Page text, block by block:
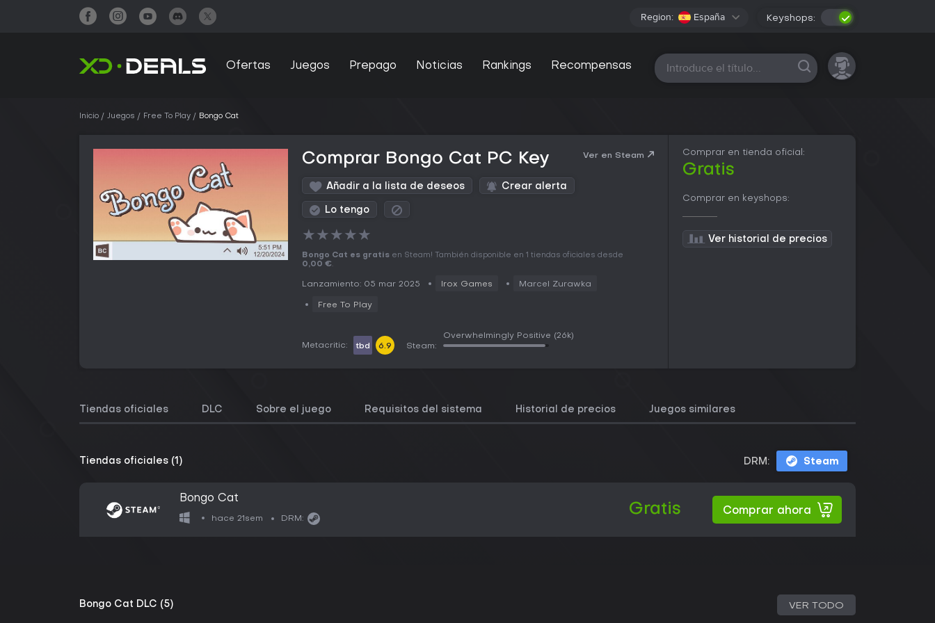
Region: España Keyshops:
Ofertas Juegos Prepago Noticias Rankings Recompensas Todas las plataformas
Inicio Juegos Free To Play Bongo Cat
Comprar Bongo Cat PC Key Ver en Steam
Añadir a la lista de deseos Crear alerta
Lo tengo
★★★★★
Bongo Cat es gratis en Steam! También disponible en 1 tiendas oficiales desde
0,00 €.
Lanzamiento: 05 mar 2025 Irox Games Marcel Zurawka
Free To Play
Metacritic: tbd 6.9 Steam:
Overwhelmingly Positive (26k)
Comprar en tienda oficial:
Gratis
Comprar en keyshops:
Ver historial de precios
Tiendas oficiales DLC Sobre el juego Requisitos del sistema Historial de precios Juegos similares
Tiendas oficiales (1) DRM: Steam
Bongo Cat
hace 21sem DRM:
Gratis Comprar ahora
Bongo Cat DLC (5) VER TODO